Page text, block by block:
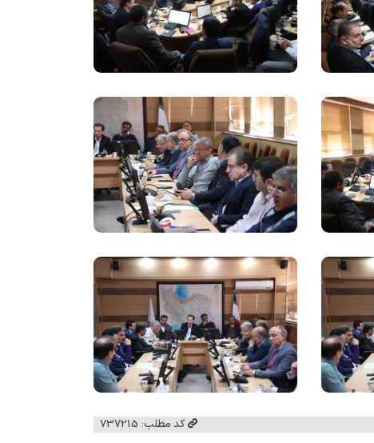
کد مطلب: 737215